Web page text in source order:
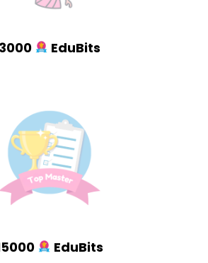
3000 EduBits
EduBits